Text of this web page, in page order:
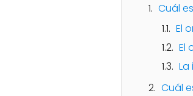
Cuál
El
El
Cuál